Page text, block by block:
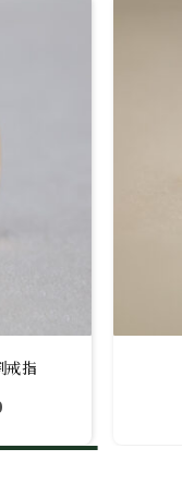
戒指